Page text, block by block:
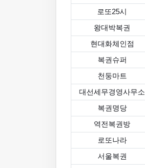
로또25시
왕대박복권
현대화체인점
복권슈퍼
천둥마트
대선세무경영사무소
복권명당
역전복권방
로또나라
서울복권